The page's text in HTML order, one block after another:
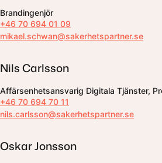
Brandingenjör
+46 70 694 01 09
mikael.schwan@sakerhetspartner.se
Nils Carlsson
Affärsenhetsansvarig Digitala Tjänster,
+46 70 694 70 11
nils.carlsson@sakerhetspartner.se
Oskar Jonsson